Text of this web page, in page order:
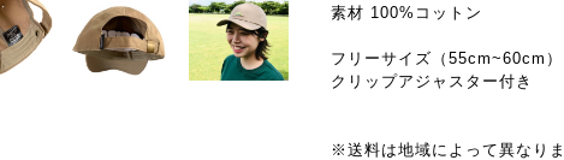
素材 100%コットン
フリーサイズ（55cm~60cm）
クリップアジャスター付き
※送料は地域によって異なりま